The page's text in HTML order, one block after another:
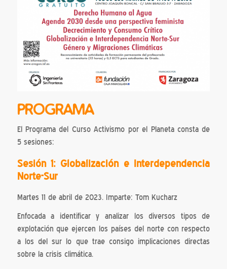
PROGRAMA
El Programa del Curso Activismo por el Planeta consta de
5 sesiones:
Sesión 1: Globalización e Interdependencia
Norte-Sur
Martes 11 de abril de 2023. Imparte: Tom Kucharz
Enfocada a identificar y analizar los diversos tipos de
explotación que ejercen los países del norte con respecto
a los del sur lo que trae consigo implicaciones directas
sobre la crisis climática.